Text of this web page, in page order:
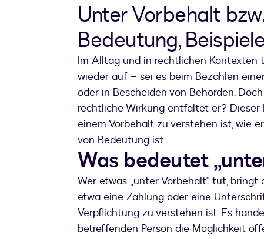
Unter Vorbehalt
Bedeutung,
Im Alltag und in rechtlichen
wieder auf – sei es beim Bezahlen
oder in Bescheiden von Behörden.
rechtliche Wirkung entfaltet er?
einem Vorbehalt zu verstehen ist, wie
von Bedeutung ist.
Was bedeutet
Wer etwas „unter Vorbehalt“ tut,
etwa eine Zahlung oder eine
Verpflichtung zu verstehen ist. Es
betreffenden Person die Möglichkeit